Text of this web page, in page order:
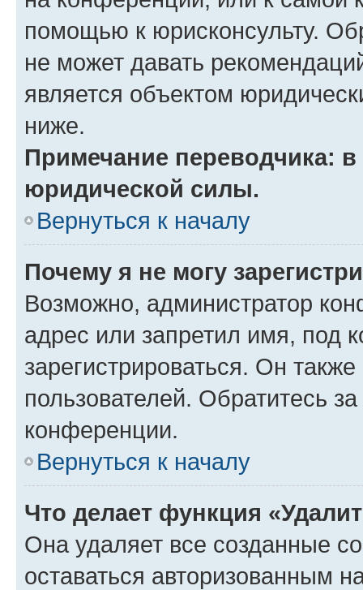
помощью к юрисконсульту.
не может давать
является объектом
ниже.
Примечание переводчика:
юридической силы.
Вернуться к началу
Почему я не могу
Возможно, администратор
адрес или запретил имя, под
зарегистрироваться. Он
пользователей. Обратитесь
конференции.
Вернуться к началу
Что делает функция
Она удаляет все созданные
оставаться авторизованным